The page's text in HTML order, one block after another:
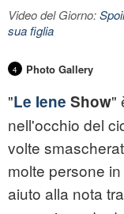
Video del Giorno:
sua figlia
4 Photo Gallery
"Le Iene Show"
nell'occhio del
volte
molte persone
aiuto alla nota